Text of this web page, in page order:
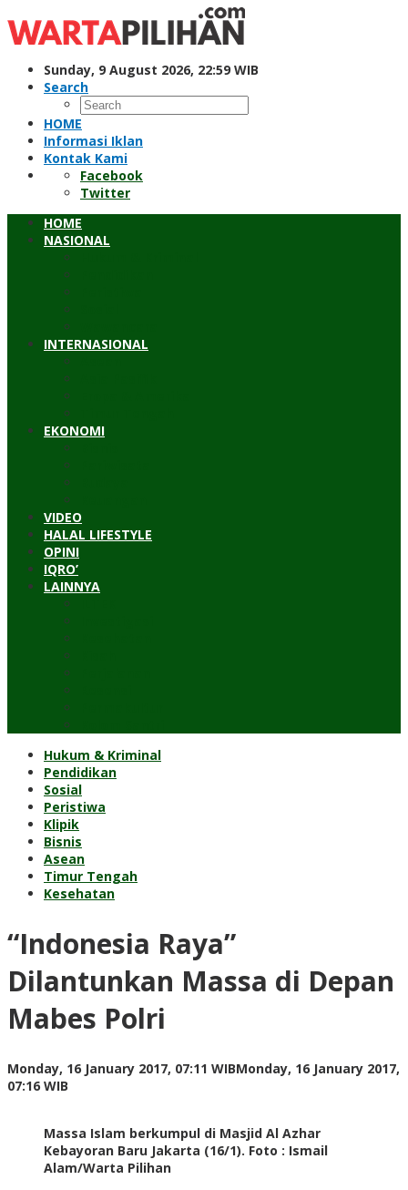
to
content
Sunday, 9 August 2026, 22:59 WIB
Search
HOME
Informasi Iklan
Kontak Kami
Facebook
Twitter
HOME
NASIONAL
INTERNASIONAL
EKONOMI
VIDEO
HALAL LIFESTYLE
OPINI
IQRO’
LAINNYA
Hukum & Kriminal
Pendidikan
Sosial
Peristiwa
Klipik
Bisnis
Asean
Timur Tengah
Kesehatan
“Indonesia Raya”
Dilantunkan Massa di Depan
Mabes Polri
Monday, 16 January 2017, 07:11 WIBMonday, 16 January 2017,
07:16 WIB
Massa Islam berkumpul di Masjid Al Azhar
Kebayoran Baru Jakarta (16/1). Foto : Ismail
Alam/Warta Pilihan